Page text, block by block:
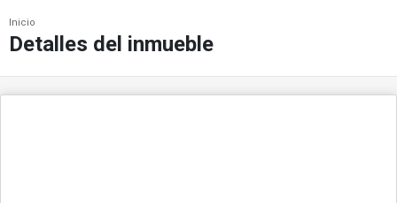
Inicio
Detalles del inmueble